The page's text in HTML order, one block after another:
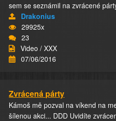
sem se seznámil na zvrácené
Drakonius
29925x
23
Video / XXX
07/06/2016
Zvrácená párty
Kámoš mě pozval na víkend na
šílenou akci... DDD Uvidíte